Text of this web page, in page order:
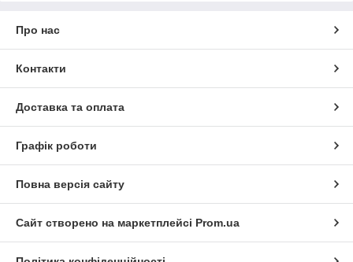
Про нас
Контакти
Доставка та оплата
Графік роботи
Повна версія сайту
Сайт створено на маркетплейсі Prom.ua